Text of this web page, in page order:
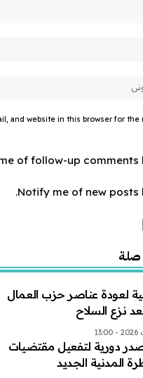
and website in this browser for
of follow-up comments
Notify me of new posts
صلة
لعودة عناصر حزب العمال
نزع السلاح
دورية لتفعيل مقتضيات
المدنية الجديد